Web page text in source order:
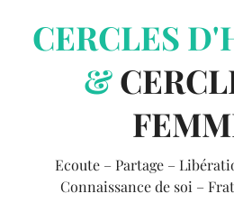
CERCLES
&
Ecoute – Partage –
Connaissance de soi –